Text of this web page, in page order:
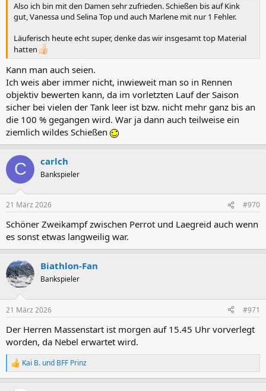
Also ich bin mit den Damen sehr zufrieden. Schießen bis auf Kink
gut, Vanessa und Selina Top und auch Marlene mit nur 1 Fehler.
Läuferisch heute echt super, denke das wir insgesamt top Material
hatten
Kann man auch seien.
Ich weis aber immer nicht, inwieweit man so in Rennen
objektiv bewerten kann, da im vorletzten Lauf der Saison
sicher bei vielen der Tank leer ist bzw. nicht mehr ganz bis an
die 100 % gegangen wird. War ja dann auch teilweise ein
ziemlich wildes Schießen
C carlch
Bankspieler
21 März 2026 #970
Schöner Zweikampf zwischen Perrot und Laegreid auch wenn
es sonst etwas langweilig war.
Biathlon-Fan
Bankspieler
21 März 2026 #971
Der Herren Massenstart ist morgen auf 15.45 Uhr vorverlegt
worden, da Nebel erwartet wird.
R
e
Kai B. und BFF Prinz